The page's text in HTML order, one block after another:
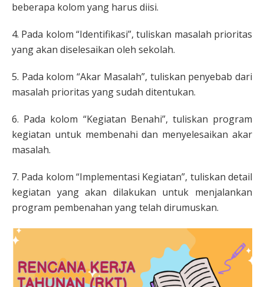
beberapa kolom yang harus diisi.
4. Pada kolom “Identifikasi”, tuliskan masalah prioritas
yang akan diselesaikan oleh sekolah.
5. Pada kolom “Akar Masalah”, tuliskan penyebab dari
masalah prioritas yang sudah ditentukan.
6. Pada kolom “Kegiatan Benahi”, tuliskan program
kegiatan untuk membenahi dan menyelesaikan akar
masalah.
7. Pada kolom “Implementasi Kegiatan”, tuliskan detail
kegiatan yang akan dilakukan untuk menjalankan
program pembenahan yang telah dirumuskan.